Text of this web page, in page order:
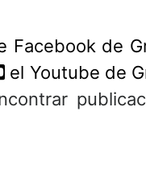
Facebook de
el Youtube de